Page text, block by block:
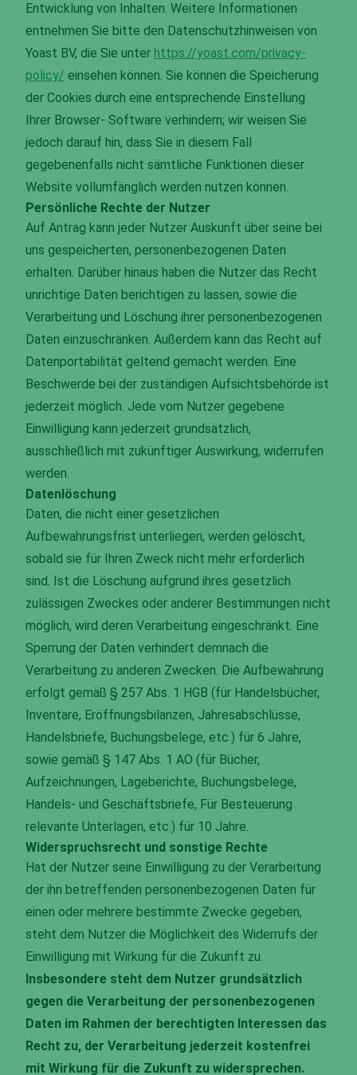
Entwicklung von Inhalten. Weitere Informationen
entnehmen Sie bitte den Datenschutzhinweisen von
Yoast BV, die Sie unter https://yoast.com/privacy-
policy/ einsehen können. Sie können die Speicherung
der Cookies durch eine entsprechende Einstellung
Ihrer Browser- Software verhindern; wir weisen Sie
jedoch darauf hin, dass Sie in diesem Fall
gegebenenfalls nicht sämtliche Funktionen dieser
Website vollumfänglich werden nutzen können.
Persönliche Rechte der Nutzer
Auf Antrag kann jeder Nutzer Auskunft über seine bei
uns gespeicherten, personenbezogenen Daten
erhalten. Darüber hinaus haben die Nutzer das Recht
unrichtige Daten berichtigen zu lassen, sowie die
Verarbeitung und Löschung ihrer personenbezogenen
Daten einzuschränken. Außerdem kann das Recht auf
Datenportabilität geltend gemacht werden. Eine
Beschwerde bei der zuständigen Aufsichtsbehörde ist
jederzeit möglich. Jede vom Nutzer gegebene
Einwilligung kann jederzeit grundsätzlich,
ausschließlich mit zukünftiger Auswirkung, widerrufen
werden.
Datenlöschung
Daten, die nicht einer gesetzlichen
Aufbewahrungsfrist unterliegen, werden gelöscht,
sobald sie für Ihren Zweck nicht mehr erforderlich
sind. Ist die Löschung aufgrund ihres gesetzlich
zulässigen Zweckes oder anderer Bestimmungen nicht
möglich, wird deren Verarbeitung eingeschränkt. Eine
Sperrung der Daten verhindert demnach die
Verarbeitung zu anderen Zwecken. Die Aufbewahrung
erfolgt gemäß § 257 Abs. 1 HGB (für Handelsbücher,
Inventare, Eröffnungsbilanzen, Jahresabschlüsse,
Handelsbriefe, Buchungsbelege, etc.) für 6 Jahre,
sowie gemäß § 147 Abs. 1 AO (für Bücher,
Aufzeichnungen, Lageberichte, Buchungsbelege,
Handels- und Geschäftsbriefe, Für Besteuerung
relevante Unterlagen, etc.) für 10 Jahre.
Widerspruchsrecht und sonstige Rechte
Hat der Nutzer seine Einwilligung zu der Verarbeitung
der ihn betreffenden personenbezogenen Daten für
einen oder mehrere bestimmte Zwecke gegeben,
steht dem Nutzer die Möglichkeit des Widerrufs der
Einwilligung mit Wirkung für die Zukunft zu.
Insbesondere steht dem Nutzer grundsätzlich
gegen die Verarbeitung der personenbezogenen
Daten im Rahmen der berechtigten Interessen das
Recht zu, der Verarbeitung jederzeit kostenfrei
mit Wirkung für die Zukunft zu widersprechen.